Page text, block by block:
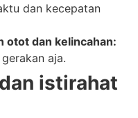
dan kecepatan
otot dan kelincahan:
aja.
istirahat